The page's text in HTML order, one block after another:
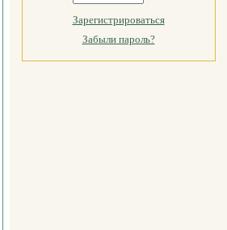
Зарегистрироваться
Забыли пароль?